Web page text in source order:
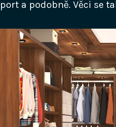
a podobně. Věci se